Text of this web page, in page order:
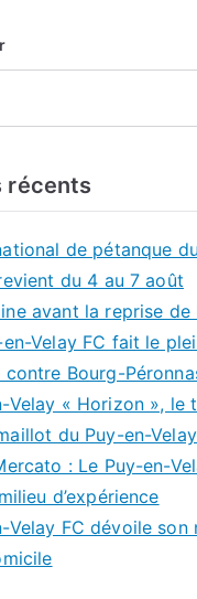
récents
de pétanque
du 4 au 7 août
avant la reprise de
Velay FC fait le
Bourg-
Velay « Horizon », le
du Puy-en-
: Le Puy-en-
d’expérience
Velay FC dévoile son